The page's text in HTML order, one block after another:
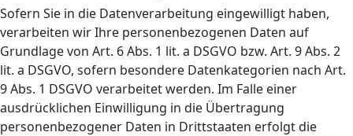
Sofern Sie in die Datenverarbeitung eingewilligt haben,
verarbeiten wir Ihre personenbezogenen Daten auf
Grundlage von Art. 6 Abs. 1 lit. a DSGVO bzw. Art. 9 Abs. 2
lit. a DSGVO, sofern besondere Datenkategorien nach Art.
9 Abs. 1 DSGVO verarbeitet werden. Im Falle einer
ausdrücklichen Einwilligung in die Übertragung
personenbezogener Daten in Drittstaaten erfolgt die